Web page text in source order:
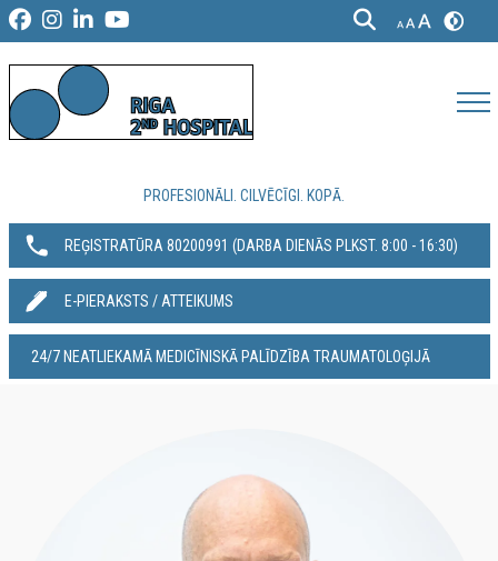
PROFESIONĀLI. CILVĒCĪGI. KOPĀ.
REĢISTRATŪRA 80200991‬ (DARBA DIENĀS PLKST. 8:00 - 16:30)
E-PIERAKSTS / ATTEIKUMS
24/7 NEATLIEKAMĀ MEDICĪNISKĀ PALĪDZĪBA TRAUMATOLOĢIJĀ